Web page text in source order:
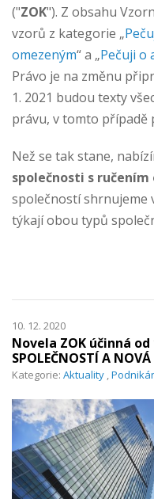
("ZOK"). Z obsahu
vzorů z kategorie „
omezeným“ a „Pečuji o
Právo je na změnu
1. 2021 budou texty
právu, v tomto případě
Než se tak stane,
společnosti s ručením
společností shrnujeme
týkají obou typů
10. 12. 2020
Novela ZOK účinná od
SPOLEČNOSTÍ A
Kategorie: Aktuality ,